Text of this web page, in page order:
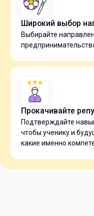
Широкий выбор
Выбирайте
Прокачивайте
Подтверждайте
чтобы ученику и
какие именно